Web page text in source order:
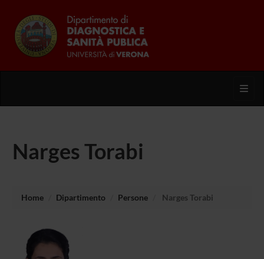
Narges Torabi
Home Dipartimento Persone Narges Torabi